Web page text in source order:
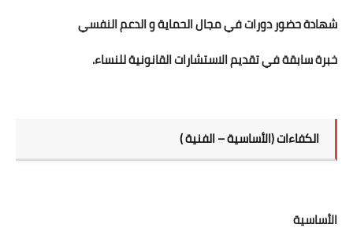
شهادة حضور دورات في مجال الحماية و الدعم النفسي
خبرة سابقة في تقديم الاستشارات القانونية للنساء.
الكفاءات (الأساسية – الفنية )
الأساسية